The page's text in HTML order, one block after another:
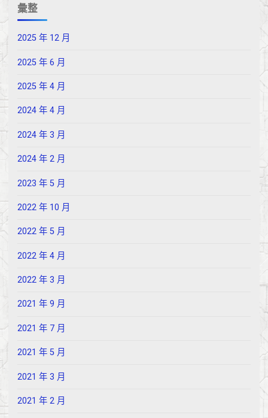
彙整
2025 年 12 月
2025 年 6 月
2025 年 4 月
2024 年 4 月
2024 年 3 月
2024 年 2 月
2023 年 5 月
2022 年 10 月
2022 年 5 月
2022 年 4 月
2022 年 3 月
2021 年 9 月
2021 年 7 月
2021 年 5 月
2021 年 3 月
2021 年 2 月